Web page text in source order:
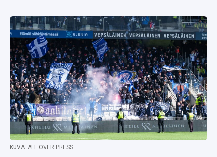
KUVA: ALL OVER PRESS